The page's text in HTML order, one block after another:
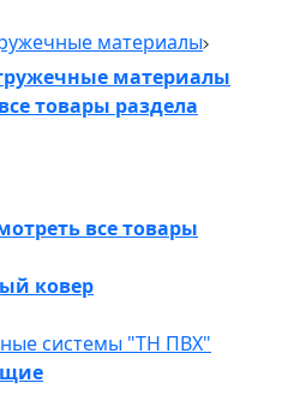
материалы
материалы
товары раздела
все товары
ковер
системы "ТН ПВХ"